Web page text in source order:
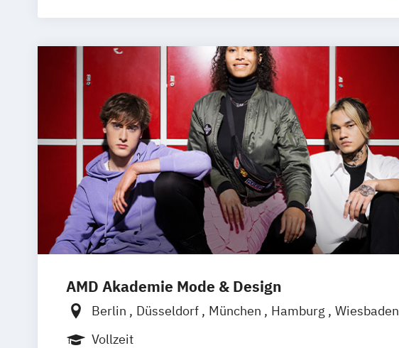
AMD Akademie Mode & Design
Berlin Düsseldorf München Hamburg
Wiesbaden
Online-Campus
Vollzeit